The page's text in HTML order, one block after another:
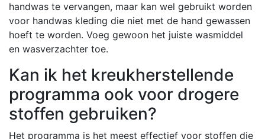
handwas te vervangen, maar kan wel gebruikt worden
voor handwas kleding die niet met de hand gewassen
hoeft te worden. Voeg gewoon het juiste wasmiddel
en wasverzachter toe.
Kan ik het kreukherstellende
programma ook voor drogere
stoffen gebruiken?
Het programma is het meest effectief voor stoffen die